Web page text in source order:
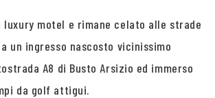
luxury motel e rimane celato alle strade
un ingresso nascosto vicinissimo
A8 di Busto Arsizio ed immerso
da golf attigui.